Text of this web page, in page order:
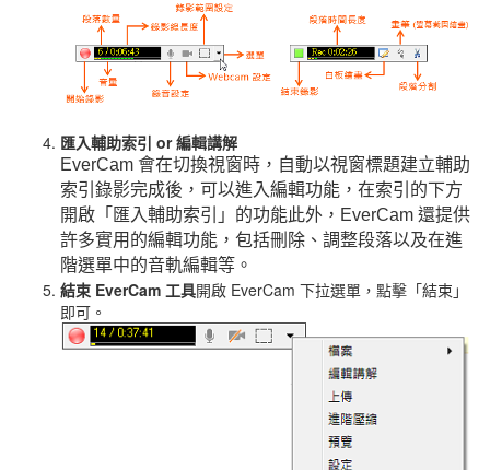
匯入輔助索引 or 編輯講解
EverCam 會在切換視窗時，自動以視窗標題建立輔助
索引 錄影完成後，可以進入編輯功能，在索引的下方
開啟「匯入輔助索引」的功能此外， EverCam 還提供
許多實用的編輯功能，包括刪除、調整段落以及在進
階選單中的音軌編輯等。
結束 EverCam 工具開啟 EverCam 下拉選單，點擊「結束」
即可。